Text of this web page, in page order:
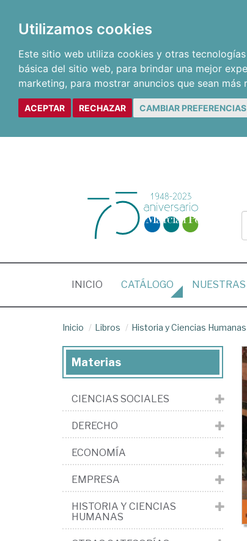
Utilizamos cookies
Este sitio web utiliza cookies y otras
básica del sitio web, para brindar una mejor
marketing, para mostrar anuncios que sean más
ACEPTAR RECHAZAR CAMBIAR PREFERENCIAS
INICIO (CURRENT)
CATÁLOGO NUESTRAS
Inicio Libros Historia y Ciencias Humanas
Materias
CIENCIAS SOCIALES
DERECHO
ECONOMÍA
EMPRESA
HISTORIA Y CIENCIAS
HUMANAS